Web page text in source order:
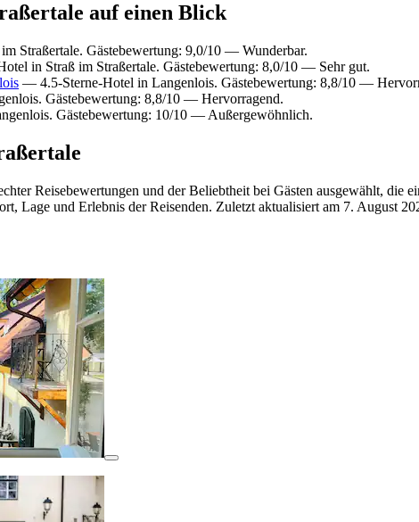
auf einen Blick
Straßertale. Gästebewertung: 9,0/10 — Wunderbar.
in Straß im Straßertale. Gästebewertung: 8,0/10 — Sehr gut.
— 4.5-Sterne-Hotel in Langenlois. Gästebewertung: 8,8/10 —
Gästebewertung: 8,8/10 — Hervorragend.
Gästebewertung: 10/10 — Außergewöhnlich.
Reisebewertungen und der Beliebtheit bei Gästen ausgewählt, die
Lage und Erlebnis der Reisenden. Zuletzt aktualisiert am 7. August